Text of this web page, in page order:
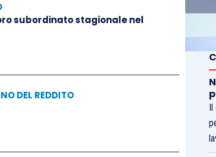
subordinato stagionale nel
DEL REDDITO
Il